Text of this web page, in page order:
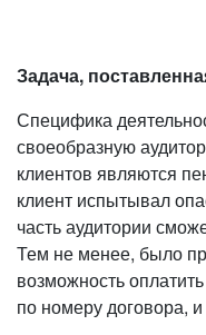
Задача,
Специфика
своеобразную
клиентов являются
клиент испытывал
часть аудитории
Тем не менее, было
возможность
по номеру договора,